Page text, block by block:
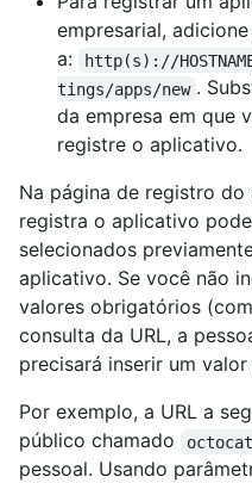
empresarial,
a:
http(s)://
tings/apps/new .
da empresa em que
registre o aplicativo.
Na página de registro
registra o aplicativo
selecionados
aplicativo. Se você não
valores obrigatórios
consulta da URL, a
precisará inserir um
Por exemplo, a URL a
público chamado
pessoal. Usando